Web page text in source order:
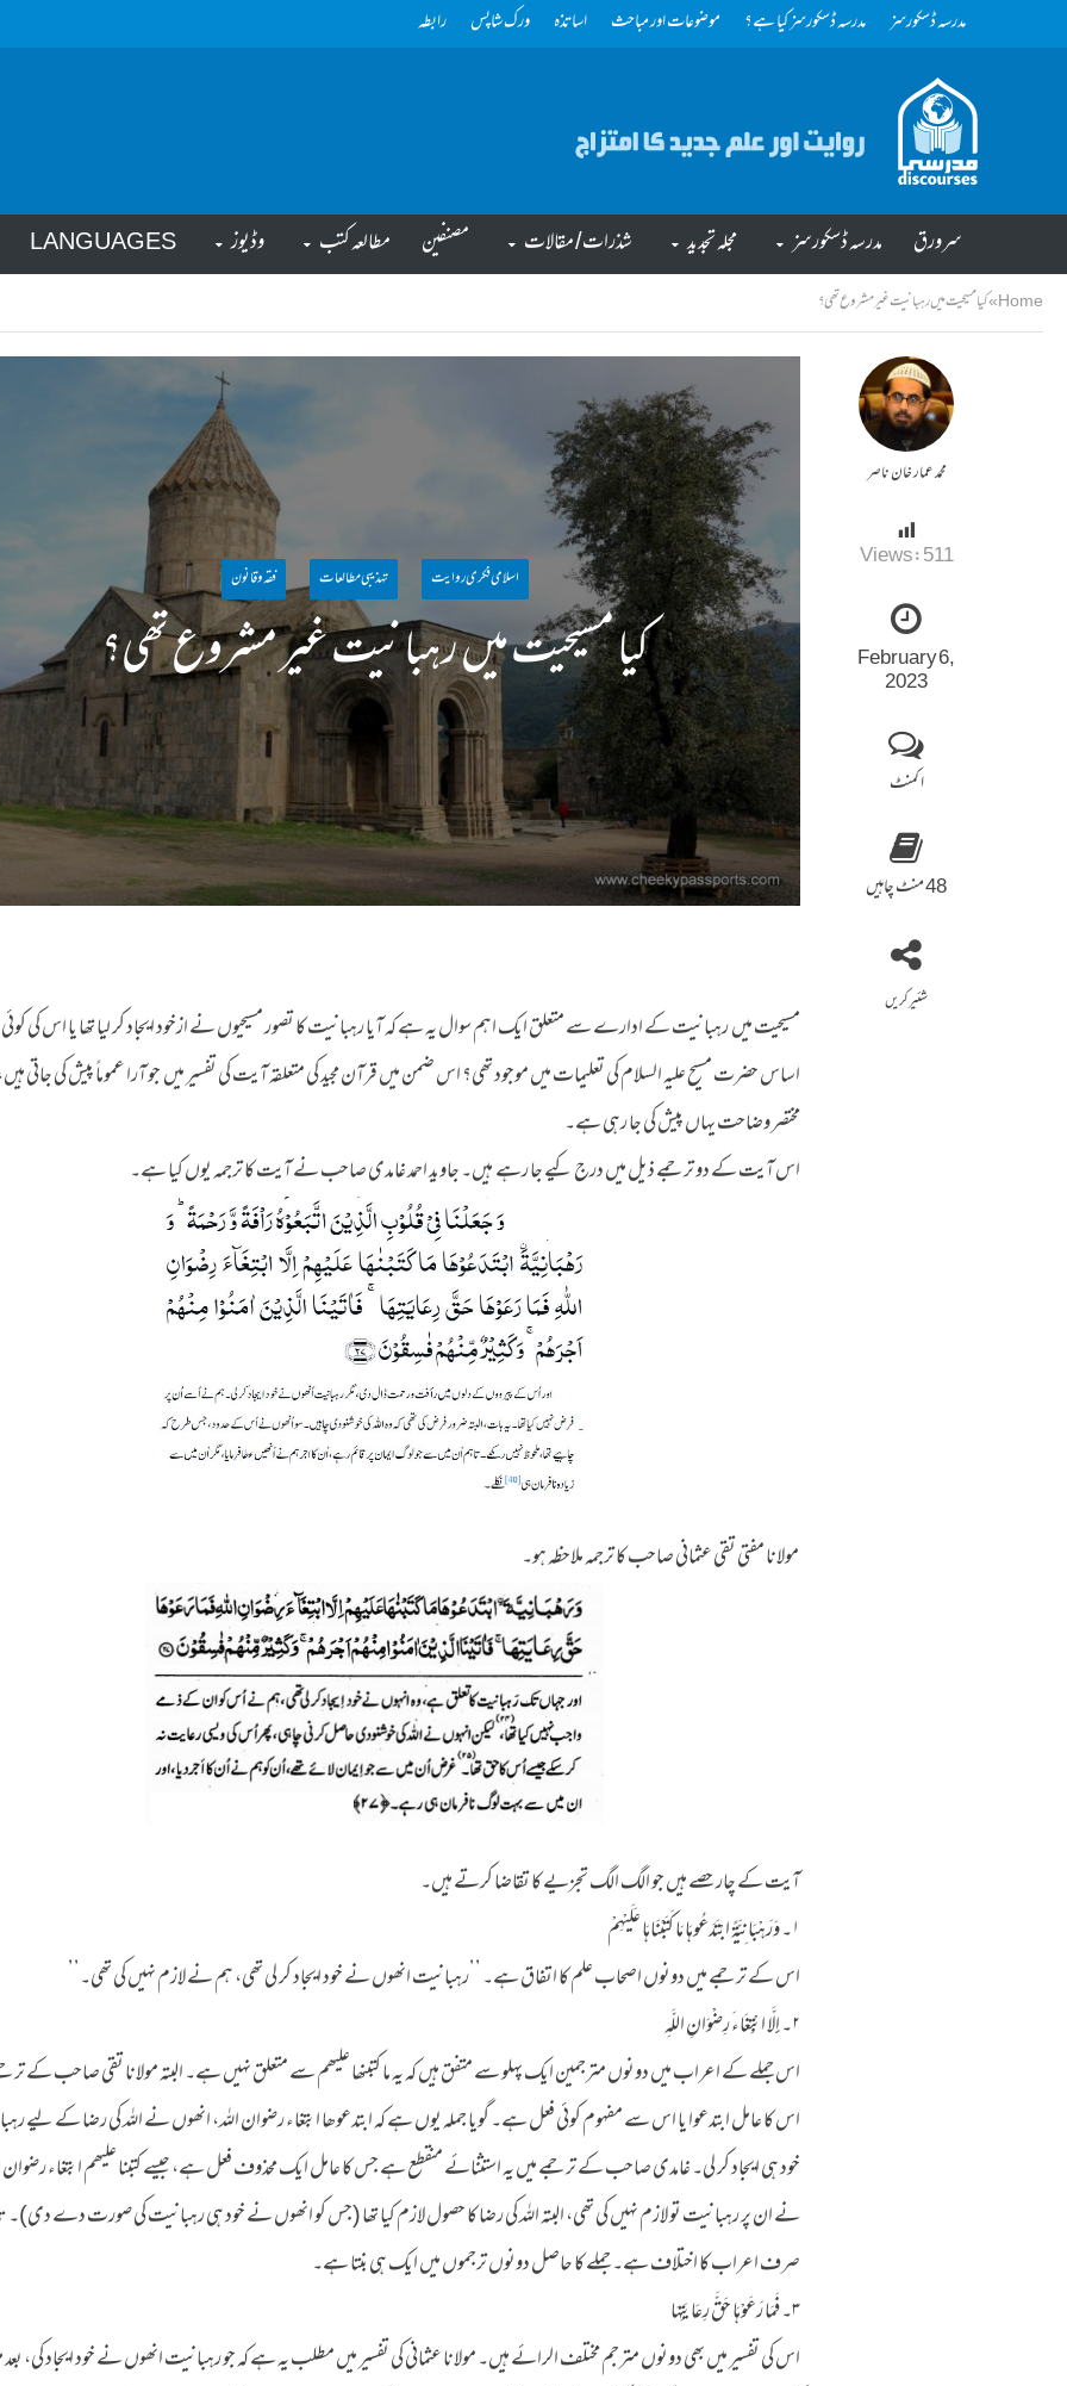
مدرسہ ڈسکورسز مدرسہ ڈسکورسز کیا ہے؟ موضوعات اور مباحث اساتذہ ورک شاپس رابطہ
سرورق مدرسہ ڈسکورسز مجلہ تجدید شذرات/ مقالات مصنفین مطالعہ کتب وڈیوز LANGUAGES
Home
»کیا مسیحیت میں رہبانیت غیر مشروع تھی؟
محمد عمار خان ناصر
Views:511
February 6,
2023
ا کمنٹ
48 منٹ چاہیں
شئیر کریں
اسلامی فکری روایت تہذیبی مطالعات فقہ وقانون
کیا مسیحیت میں رہبانیت غیر مشروع تھی؟
مسیحیت میں رہبانیت کے ادارے سے متعلق ایک اہم سوال یہ ہے کہ آیا رہبانیت کا تصور مسیحیوں نے ازخود ایجاد کر لیا تھا یا اس کی کوئی
اساس حضرت مسیح علیہ السلام کی تعلیمات میں موجود تھی؟ اس ضمن میں قرآن مجید کی متعلقہ آیت کی تفسیر میں جو آرا عموماً‌ پیش کی جاتی
مختصر وضاحت یہاں پیش کی جا رہی ہے۔
اس آیت کے دو ترجمے ذیل میں درج کیے جا رہے ہیں۔ جاوید احمد غامدی صاحب نے آیت کا ترجمہ یوں کیا ہے۔
مولانا مفتی تقی عثمانی صاحب کا ترجمہ ملاحظہ ہو۔
آیت کے چار حصے ہیں جو الگ الگ تجزیے کا تقاضا کرتے ہیں۔
۱۔ وَرَهْبَانِيَّةً ابْتَدَعُوهَا مَا كَتَبْنَاهَا عَلَيْهِمْ
اس کے ترجمے میں دونوں اصحاب علم کا اتفاق ہے۔ ’’رہبانیت انھوں نے خود ایجاد کر لی تھی، ہم نے لازم نہیں کی تھی۔’’
۲۔ إِلَّا ابْتِغَاءَ رِضْوَانِ اللَّهِ
اس جملے کے اعراب میں دونوں مترجمین ایک پہلو سے متفق ہیں کہ یہ ما کتبنھا علیھم سے متعلق نہیں ہے۔ البتہ مولانا تقی صاحب کے
اس کا عامل ابتدعوا یا اس سے مفہوم کوئی فعل ہے۔ گویا جملہ یوں ہے کہ ابتدعوھا ابتغاء رضوان اللہ، انھوں نے اللہ کی رضا کے لیے
خود ہی ایجاد کر لی۔ غامدی صاحب کے ترجمے میں یہ استثنائے منقطع ہے جس کا عامل ایک محذوف فعل ہے، جیسے کتبنا علیھم ابتغاء رضوان
نے ان پر رہبانیت تو لازم نہیں کی تھی، البتہ اللہ کی رضا کا حصول لازم کیا تھا (جس کو انھوں نے خود ہی رہبانیت کی صورت دے دی)۔
صرف اعراب کا اختلاف ہے۔ جملے کا حاصل دونوں ترجموں میں ایک ہی بنتا ہے۔
۳۔ فَمَا رَعَوْهَا حَقَّ رِعَايَتِهَا
اس کی تفسیر میں بھی دونوں مترجم مختلف الرائے ہیں۔ مولانا عثمانی کی تفسیر میں مطلب یہ ہے کہ جو رہبانیت انھوں نے خود ایجاد کی،